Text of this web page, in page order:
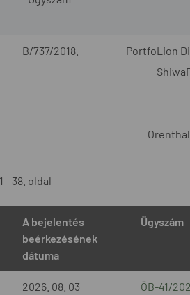
B/737/2018.
PortfoLion
1 - 38. oldal
A bejelentés
beérkezésének
dátuma
Ügyszám
2026. 08. 03 ÖB-41/